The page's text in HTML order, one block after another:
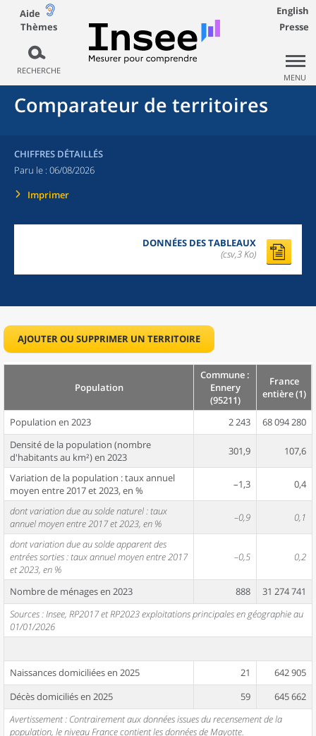
Aide
Thèmes
RECHERCHE
English
Presse
MENU
Comparateur de territoires
CHIFFRES DÉTAILLÉS
Paru le : 06/08/2026
Imprimer
DONNÉES DES TABLEAUX
(csv,3 Ko)
AJOUTER OU SUPPRIMER UN TERRITOIRE
Population
Commune :
Ennery
(95211)
France
entière (1)
Population en 2023 2 243
68 094 280
Densité de la population (nombre
d'habitants au km²) en 2023
301,9 107,6
Variation de la population : taux annuel
moyen entre 2017 et 2023, en %
–1,3 0,4
dont variation due au solde naturel : taux
annuel moyen entre 2017 et 2023, en %
–0,9 0,1
dont variation due au solde apparent des
entrées sorties : taux annuel moyen entre 2017
et 2023, en %
–0,5 0,2
Nombre de ménages en 2023 888
31 274 741
Sources : Insee, RP2017 et RP2023 exploitations principales en géographie au
01/01/2026
Naissances domiciliées en 2025 21
642 905
Décès domiciliés en 2025
59
645 662
Avertissement : Contrairement aux données issues du recensement de la
population, le niveau France contient les données de Mayotte.